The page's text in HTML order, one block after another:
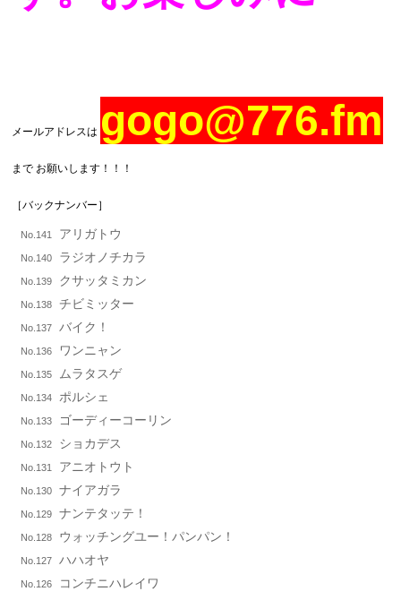
メールアドレスは gogo@776.fm
まで お願いします！！！
［バックナンバー］
No.141 アリガトウ
No.140 ラジオノチカラ
No.139 クサッタミカン
No.138 チビミッター
No.137 バイク！
No.136 ワンニャン
No.135 ムラタスゲ
No.134 ポルシェ
No.133 ゴーディーコーリン
No.132 ショカデス
No.131 アニオトウト
No.130 ナイアガラ
No.129 ナンテタッテ！
No.128 ウォッチングユー！パンパン！
No.127 ハハオヤ
No.126 コンチニハレイワ